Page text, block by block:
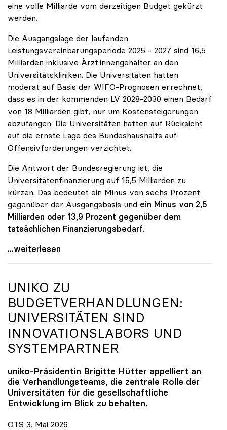
eine volle Milliarde vom derzeitigen Budget gekürzt
werden.
Die Ausgangslage der laufenden
Leistungsvereinbarungsperiode 2025 - 2027 sind 16,5
Milliarden inklusive Ärzt:innengehälter an den
Universitätskliniken. Die Universitäten hatten
moderat auf Basis der WIFO-Prognosen errechnet,
dass es in der kommenden LV 2028-2030 einen Bedarf
von 18 Milliarden gibt, nur um Kostensteigerungen
abzufangen. Die Universitäten hatten auf Rücksicht
auf die ernste Lage des Bundeshaushalts auf
Offensivforderungen verzichtet.
Die Antwort der Bundesregierung ist, die
Universitätenfinanzierung auf 15,5 Milliarden zu
kürzen. Das bedeutet ein Minus von sechs Prozent
gegenüber der Ausgangsbasis und ein Minus von 2,5
Milliarden oder 13,9 Prozent gegenüber dem
tatsächlichen Finanzierungsbedarf.
\"Österreich ist für die heimischen Universitäten
...weiterlesen
UNIKO ZU
BUDGETVERHANDLUNGEN:
UNIVERSITÄTEN SIND
INNOVATIONSLABORS UND
SYSTEMPARTNER
uniko-Präsidentin Brigitte Hütter appelliert an
die Verhandlungsteams, die zentrale Rolle der
Universitäten für die gesellschaftliche
Entwicklung im Blick zu behalten.
OTS 3. Mai 2026